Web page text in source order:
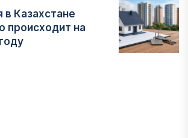
Казахстане
происходит на